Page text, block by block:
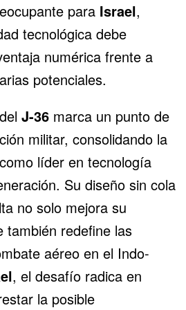
para Israel,
tecnológica debe
numérica frente a
potenciales.
J-36 marca un punto de
militar, consolidando la
líder en tecnología
Su diseño sin cola
no solo mejora su
también redefine las
aéreo en el Indo-
, el desafío radica en
la posible